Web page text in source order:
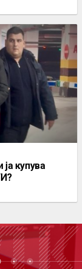
купува